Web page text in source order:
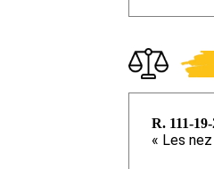
R. 111-
« Les